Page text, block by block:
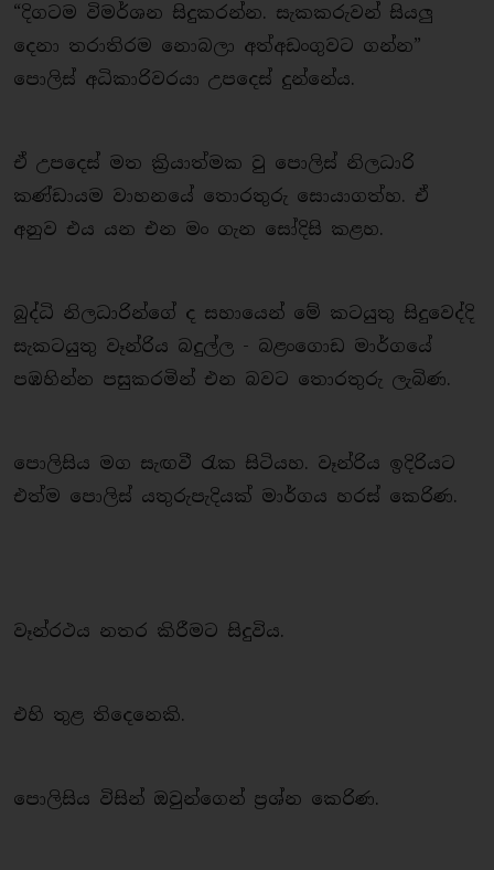
“දිගටම විමර්ශන සිදුකරන්න. සැකකරුවන් සියලු
දෙනා තරාතිරම නොබලා අත්අඩංගුවට ගන්න”
පොලිස් අධිකාරිවරයා උපදෙස් දුන්නේය.
ඒ උපදෙස් මත ක්‍රියාත්මක වු පොලිස් නිලධාරි
කණ්ඩායම වාහනයේ තොරතුරු සොයාගත්හ. ඒ
අනුව එය යන එන මං ගැන සෝදිසි කළහ.
බුද්ධි නිලධාරින්ගේ ද සහායෙන් මේ කටයුතු සිදුවෙද්දි
සැකටයුතු වෑන්රිය බදුල්ල - බළංගොඩ මාර්ගයේ
පඹහින්න පසුකරමින් එන බවට තොරතුරු ලැබිණ.
පොලිසිය මග සැඟවී රැක සිටියහ. වෑන්රිය ඉදිරියට
එත්ම පොලිස් යතුරුපැදියක් මාර්ගය හරස් කෙරිණ.
වෑන්රථය නතර කිරීමට සිදුවිය.
එහි තුළ තිදෙනෙකි.
පොලිසිය විසින් ඔවුන්ගෙන් ප්‍රශ්න කෙරිණ.